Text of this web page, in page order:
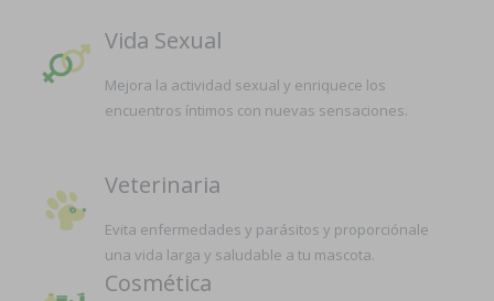
Vida Sexual
Mejora la actividad sexual y enriquece los
encuentros íntimos con nuevas sensaciones.
Veterinaria
Evita enfermedades y parásitos y proporciónale
una vida larga y saludable a tu mascota.
Cosmética